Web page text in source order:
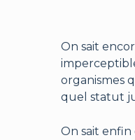
On sait
organismes
quel statut
On sait